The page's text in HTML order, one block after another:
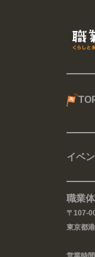
イベ
職業
〒107-
東京都